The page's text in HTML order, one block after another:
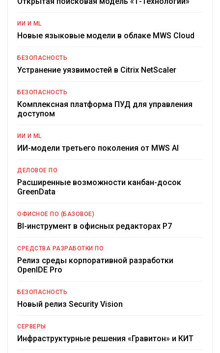
ИИ И ML
Новые языковые модели в облаке MWS Cloud
БЕЗОПАСНОСТЬ
Устранение уязвимостей в Citrix NetScaler
БЕЗОПАСНОСТЬ
Комплексная платформа ПУД для управления
доступом
ИИ И ML
ИИ-модели третьего поколения от MWS AI
ДЕЛОВОЕ ПО
Расширенные возможности канбан-досок
GreenData
ОФИСНОЕ ПО (БАЗОВОЕ)
BI-инструмент в офисных редакторах Р7
СРЕДСТВА РАЗРАБОТКИ ПО
Релиз среды корпоративной разработки
OpenIDE Pro
БЕЗОПАСНОСТЬ
Новый релиз Security Vision
СЕРВЕРЫ
Инфраструктурные решения «Гравитон» и КИТ